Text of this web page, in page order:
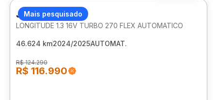
Mais pesquisado
JEEP RENEGADE
LONGITUDE 1.3 16V TURBO 270 FLEX AUTOMATICO
46.624 km2024/2025AUTOMAT.
R$ 124.290
R$ 116.990